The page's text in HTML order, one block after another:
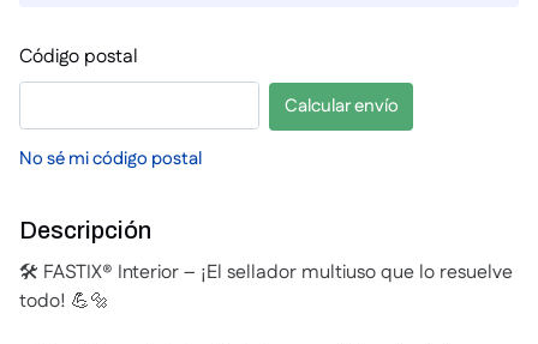
Código postal
No sé mi código postal
Calcular envío
Descripción
🛠 FASTIX® Interior – ¡El sellador multiuso que lo resuelve
todo! 💪🔩